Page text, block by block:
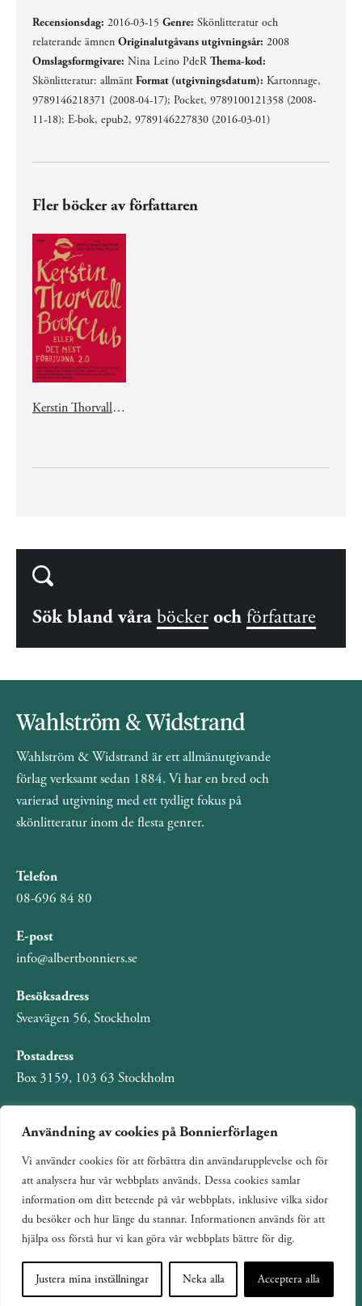
Användning av cookies på Bonnierförlagen
Vi använder cookies för att förbättra din användarupplevelse och för
att analysera hur vår webbplats används. Dessa cookies samlar
information om ditt beteende på vår webbplats, inklusive vilka sidor
du besöker och hur länge du stannar. Informationen används för att
hjälpa oss förstå hur vi kan göra vår webbplats bättre för dig.
Justera mina inställningar Neka alla Acceptera alla
Recensionsdag: 2016-03-15 Genre: Skönlitteratur och
relaterande ämnen Originalutgåvans utgivningsår: 2008
Omslagsformgivare: Nina Leino PdeRThema-kod:
Skönlitteratur: allmänt Format (utgivningsdatum): Kartonnage,
9789146218371 (2008-04-17); Pocket, 9789100121358 (2008-
11-18); E-bok, epub2, 9789146227830 (2016-03-01)
Fler böcker av författaren
Kerstin Thorvall Book Club eller Det mest förbjudna 2.0
Sök bland våra böcker och författare
Wahlström & Widstrand är ett allmänutgivande
förlag verksamt sedan 1884. Vi har en bred och
varierad utgivning med ett tydligt fokus på
skönlitteratur inom de flesta genrer.
Telefon
08-696 84 80
E-post
info@albertbonniers.se
Besöksadress
Sveavägen 56, Stockholm
Postadress
Box 3159, 103 63 Stockholm
Om Bonnierförlagen
Cookies
Integritetspolicy